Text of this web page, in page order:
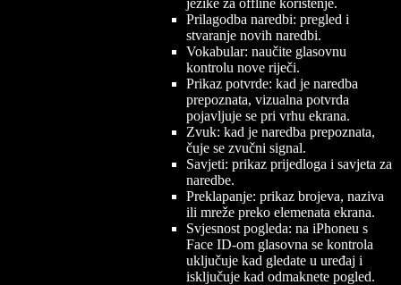
jezike za offline korištenje.
Prilagodba naredbi: pregled i
stvaranje novih naredbi.
Vokabular: naučite glasovnu
kontrolu nove riječi.
Prikaz potvrde: kad je naredba
prepoznata, vizualna potvrda
pojavljuje se pri vrhu ekrana.
Zvuk: kad je naredba prepoznata,
čuje se zvučni signal.
Savjeti: prikaz prijedloga i savjeta za
naredbe.
Preklapanje: prikaz brojeva, naziva
ili mreže preko elemenata ekrana.
Svjesnost pogleda: na iPhoneu s
Face ID-om glasovna se kontrola
uključuje kad gledate u uređaj i
isključuje kad odmaknete pogled.